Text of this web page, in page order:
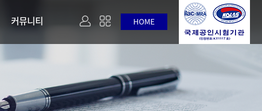
커뮤니티 HOME